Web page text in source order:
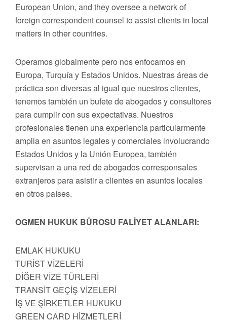
European Union, and they oversee a network of
foreign correspondent counsel to assist clients in local
matters in other countries.
Operamos globalmente pero nos enfocamos en
Europa, Turquía y Estados Unidos. Nuestras áreas de
práctica son diversas al igual que nuestros clientes,
tenemos también un bufete de abogados y consultores
para cumplir con sus expectativas. Nuestros
profesionales tienen una experiencia particularmente
amplia en asuntos legales y comerciales involucrando
Estados Unidos y la Unión Europea, también
supervisan a una red de abogados corresponsales
extranjeros para asistir a clientes en asuntos locales
en otros países.
OGMEN HUKUK BÜROSU FALİYET ALANLARI:
EMLAK HUKUKU
TURİST VİZELERİ
DİĞER VİZE TÜRLERİ
TRANSİT GEÇİŞ VİZELERİ
İŞ VE ŞİRKETLER HUKUKU
GREEN CARD HİZMETLERİ